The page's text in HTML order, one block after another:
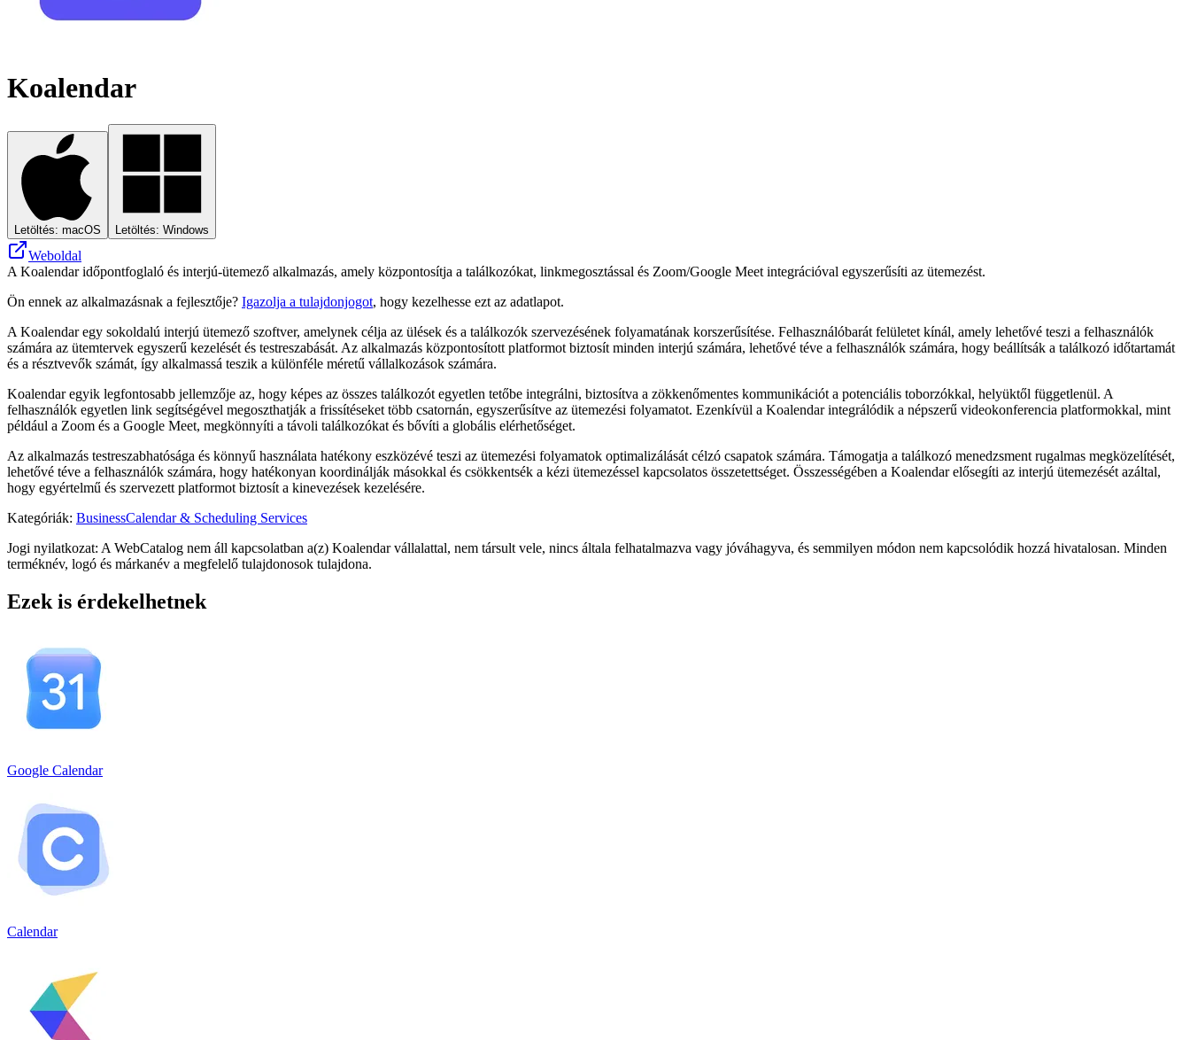
Koalendar
Letöltés: macOS Letöltés: Windows
Weboldal
A Koalendar időpontfoglaló és interjú-ütemező alkalmazás, amely központosítja a találkozókat, linkmegosztással és Zoom/Google Meet integrációval egyszerűsíti az ütemezést.
Ön ennek az alkalmazásnak a fejlesztője? Igazolja a tulajdonjogot, hogy kezelhesse ezt az adatlapot.
A Koalendar egy sokoldalú interjú ütemező szoftver, amelynek célja az ülések és a találkozók szervezésének folyamatának korszerűsítése. Felhasználóbarát felületet kínál, amely lehetővé teszi a felhasználók
számára az ütemtervek egyszerű kezelését és testreszabását. Az alkalmazás központosított platformot biztosít minden interjú számára, lehetővé téve a felhasználók számára, hogy beállítsák a találkozó időtartamát
és a résztvevők számát, így alkalmassá teszik a különféle méretű vállalkozások számára.
Koalendar egyik legfontosabb jellemzője az, hogy képes az összes találkozót egyetlen tetőbe integrálni, biztosítva a zökkenőmentes kommunikációt a potenciális toborzókkal, helyüktől függetlenül. A
felhasználók egyetlen link segítségével megoszthatják a frissítéseket több csatornán, egyszerűsítve az ütemezési folyamatot. Ezenkívül a Koalendar integrálódik a népszerű videokonferencia platformokkal, mint
például a Zoom és a Google Meet, megkönnyíti a távoli találkozókat és bővíti a globális elérhetőséget.
Az alkalmazás testreszabhatósága és könnyű használata hatékony eszközévé teszi az ütemezési folyamatok optimalizálását célzó csapatok számára. Támogatja a találkozó menedzsment rugalmas megközelítését,
lehetővé téve a felhasználók számára, hogy hatékonyan koordinálják másokkal és csökkentsék a kézi ütemezéssel kapcsolatos összetettséget. Összességében a Koalendar elősegíti az interjú ütemezését azáltal,
hogy egyértelmű és szervezett platformot biztosít a kinevezések kezelésére.
Kategóriák: BusinessCalendar & Scheduling Services
Jogi nyilatkozat: A WebCatalog nem áll kapcsolatban a(z) Koalendar vállalattal, nem társult vele, nincs általa felhatalmazva vagy jóváhagyva, és semmilyen módon nem kapcsolódik hozzá hivatalosan. Minden
terméknév, logó és márkanév a megfelelő tulajdonosok tulajdona.
Ezek is érdekelhetnek
Google Calendar
Calendar